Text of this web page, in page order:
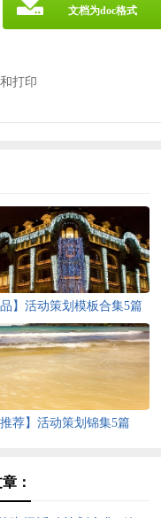
打印
文档为doc格式
品】活动策划模板合集5篇
推荐】活动策划锦集5篇
：